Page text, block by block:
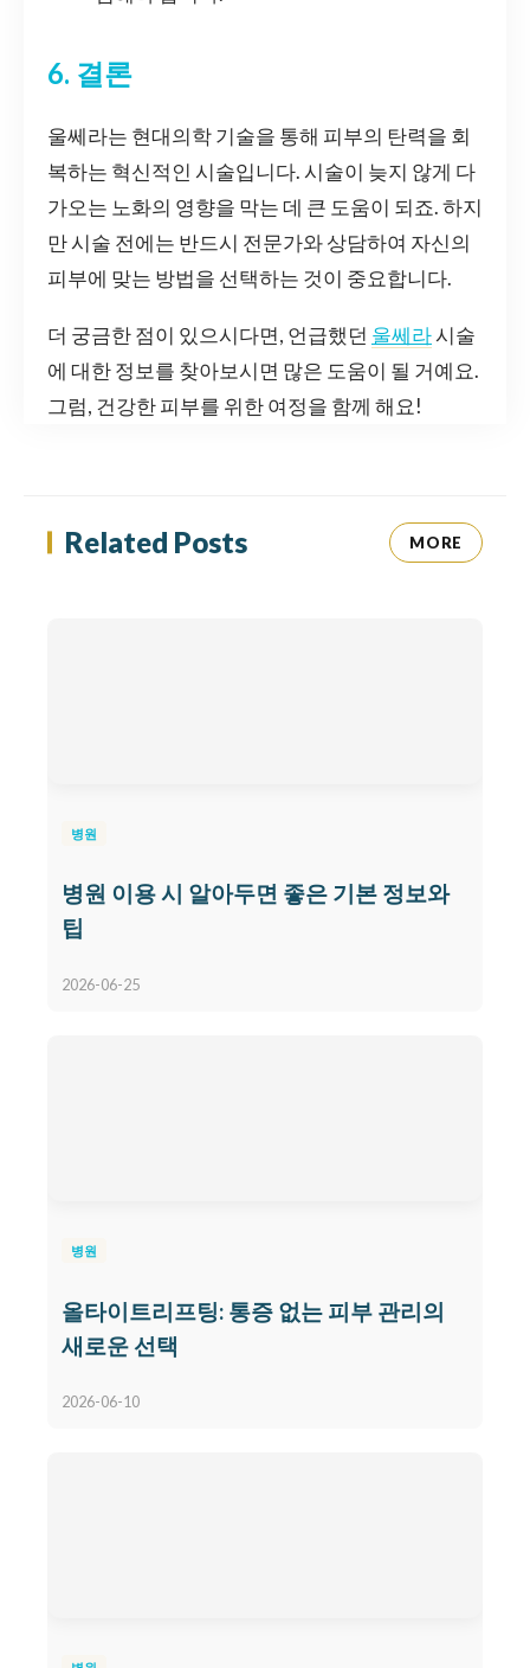
6. 결론
울쎄라는 현대의학 기술을 통해 피부의 탄력을 회
복하는 혁신적인 시술입니다. 시술이 늦지 않게 다
가오는 노화의 영향을 막는 데 큰 도움이 되죠. 하지
만 시술 전에는 반드시 전문가와 상담하여 자신의
피부에 맞는 방법을 선택하는 것이 중요합니다.
더 궁금한 점이 있으시다면, 언급했던 울쎄라시술
에 대한 정보를 찾아보시면 많은 도움이 될 거예요.
그럼, 건강한 피부를 위한 여정을 함께 해요!
Related Posts MORE
병원
병원 이용 시 알아두면 좋은 기본 정보와
팁
2026-06-25
병원
올타이트리프팅: 통증 없는 피부 관리의
새로운 선택
2026-06-10